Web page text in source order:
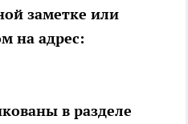
заметке или
на адрес:
в разделе